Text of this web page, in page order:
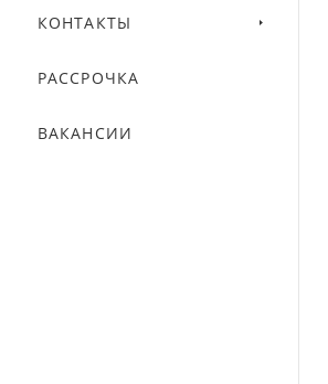
КОНТАКТЫ
РАССРОЧКА
ВАКАНСИИ